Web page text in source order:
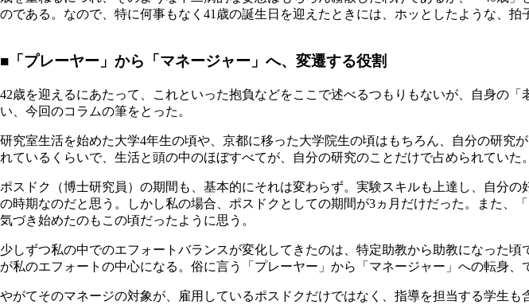
のである。なので、特に何事もなく41歳の誕生日を迎えたときには、ホッとしたような、拍
■「プレーヤー」から「マネージャー」へ、変遷する役割
42歳を迎えるにあたって、これといった抱負などをここで述べるつもりもないが、自身の
い、今回のコラムの筆をとった。
研究室生活を始めた大学4年生の頃や、京都に移った大学院生の頃はもちろん、自分の研究
れているくらいで、生活と頭の中のほぼすべてが、自分の研究のことだけで占められていた。
ポスドク（博士研究員）の期間も、基本的にそれは変わらず。実験スキルも上達し、自分
の時期なのだと思う。しかし私の場合、ポスドクとしての期間が3ヵ月だけだった。また
気づき始めたのもこの頃だったように思う。
少しずつ私の中でのエフォートバランスが変化してきたのは、特定助教から助教になった
が私のエフォートの中心になる。俗に言う「プレーヤー」から「マネージャー」への転身、
やがてそのマネージの対象が、雇用しているポスドクだけではなく、指導を担当する学生